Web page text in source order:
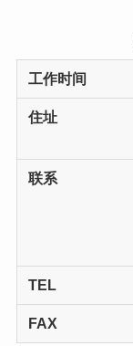
工作时间
住址
联系
TEL
FAX